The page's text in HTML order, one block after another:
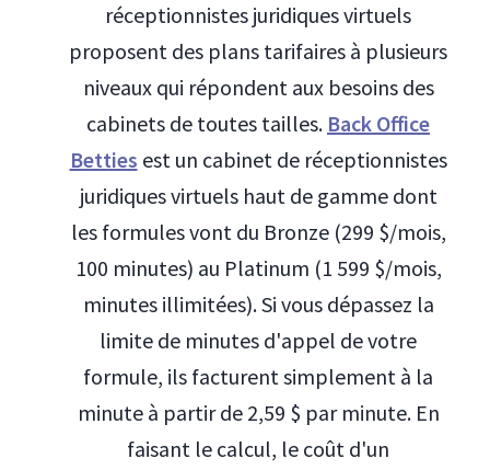
réceptionnistes juridiques virtuels
proposent des plans tarifaires à plusieurs
niveaux qui répondent aux besoins des
cabinets de toutes tailles. Back Office
Betties est un cabinet de réceptionnistes
juridiques virtuels haut de gamme dont
les formules vont du Bronze (299 $/mois,
100 minutes) au Platinum (1 599 $/mois,
minutes illimitées). Si vous dépassez la
limite de minutes d'appel de votre
formule, ils facturent simplement à la
minute à partir de 2,59 $ par minute. En
faisant le calcul, le coût d'un